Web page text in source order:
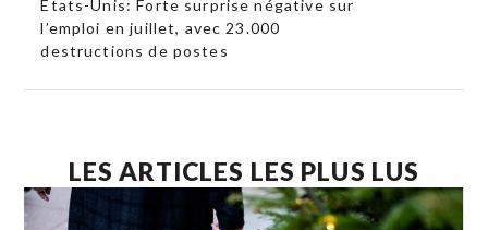
États-Unis: Forte surprise négative sur
l’emploi en juillet, avec 23.000
destructions de postes
LES ARTICLES LES PLUS LUS